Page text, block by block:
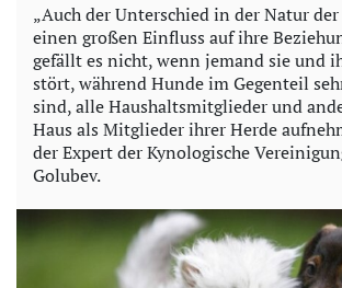
i
d
e
o
„Auch der Unterschied in der Natur
einen großen Einfluss auf ihre
gefällt es nicht, wenn jemand sie und
stört, während Hunde im Gegenteil
sind, alle Haushaltsmitglieder und
Haus als Mitglieder ihrer Herde
der Expert der Kynologische
Golubev.